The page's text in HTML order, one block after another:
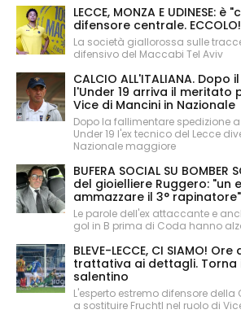
LECCE, MONZA E UDINESE:
difensore centrale. ECCOLO!
La società giallorossa sulle
difensivo del Maccabi Tel Aviv
CALCIO ALL'ITALIANA.
l'Under 19 arriva il meritato
Vice di Mancini in Nazionale
Dopo la fallimentare spedizione
Under 19 l'ex tecnico del Lecce
Nazionale maggiore
BUFERA SOCIAL SU BOMBER
del gioielliere Ruggero: "un
ammazzare il 3° rapinatore"
Le parole dell'ex attaccante e
gol in B prima di Coda hanno
BLEVE-LECCE, CI SIAMO!
trattativa ai dettagli. Torna
salentino
L'esperto estremo difensore
a sostituire Fruchtl nel ruolo di